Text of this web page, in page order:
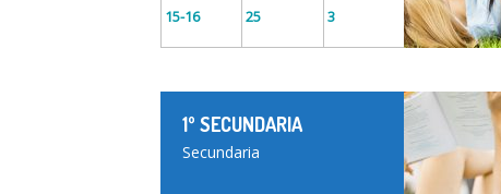
15-16 25 3
1º SECUNDARIA
Secundaria